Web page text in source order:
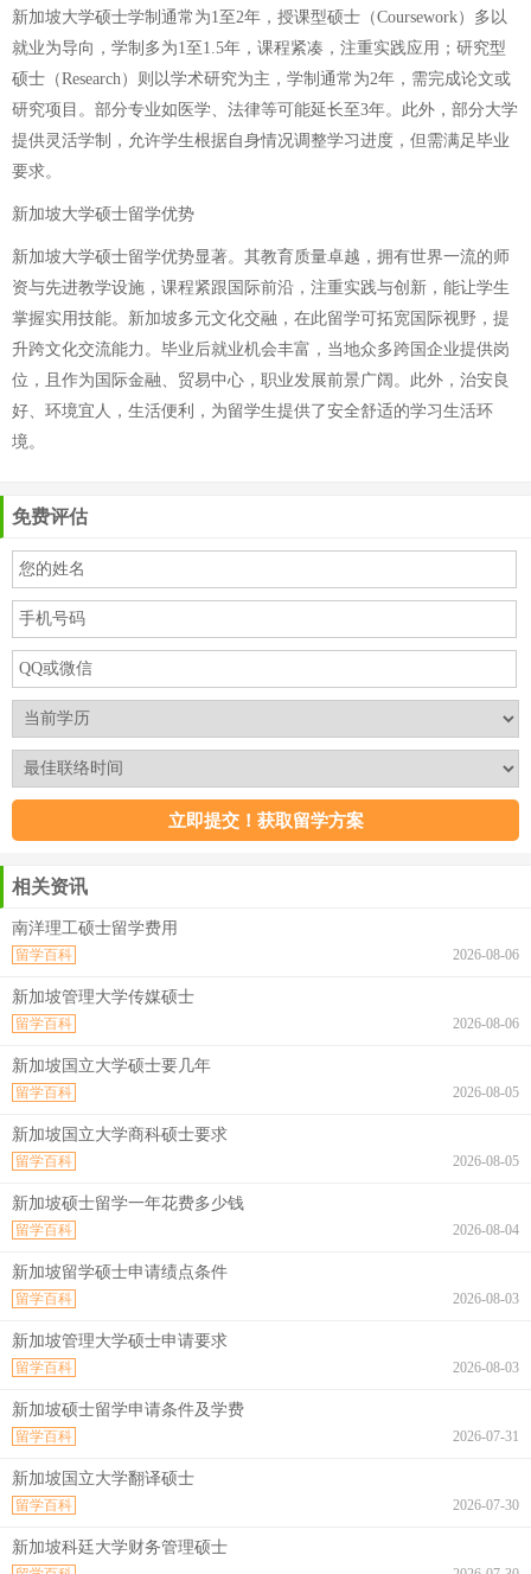
新加坡大学硕士学制通常为1至2年，授课型硕士（Coursework）多以
就业为导向，学制多为1至1.5年，课程紧凑，注重实践应用；研究型
硕士（Research）则以学术研究为主，学制通常为2年，需完成论文或
研究项目。部分专业如医学、法律等可能延长至3年。此外，部分大学
提供灵活学制，允许学生根据自身情况调整学习进度，但需满足毕业
要求。
新加坡大学硕士留学优势
新加坡大学硕士留学优势显著。其教育质量卓越，拥有世界一流的师
资与先进教学设施，课程紧跟国际前沿，注重实践与创新，能让学生
掌握实用技能。新加坡多元文化交融，在此留学可拓宽国际视野，提
升跨文化交流能力。毕业后就业机会丰富，当地众多跨国企业提供岗
位，且作为国际金融、贸易中心，职业发展前景广阔。此外，治安良
好、环境宜人，生活便利，为留学生提供了安全舒适的学习生活环
境。
免费评估
相关资讯
南洋理工硕士留学费用
2026-08-06
留学百科
新加坡管理大学传媒硕士
2026-08-06
留学百科
新加坡国立大学硕士要几年
2026-08-05
留学百科
新加坡国立大学商科硕士要求
2026-08-05
留学百科
新加坡硕士留学一年花费多少钱
2026-08-04
留学百科
新加坡留学硕士申请绩点条件
2026-08-03
留学百科
新加坡管理大学硕士申请要求
2026-08-03
留学百科
新加坡硕士留学申请条件及学费
2026-07-31
留学百科
新加坡国立大学翻译硕士
2026-07-30
留学百科
新加坡科廷大学财务管理硕士